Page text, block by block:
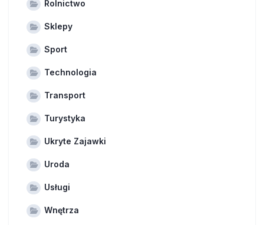
Rolnictwo
Sklepy
Sport
Technologia
Transport
Turystyka
Ukryte Zajawki
Uroda
Usługi
Wnętrza